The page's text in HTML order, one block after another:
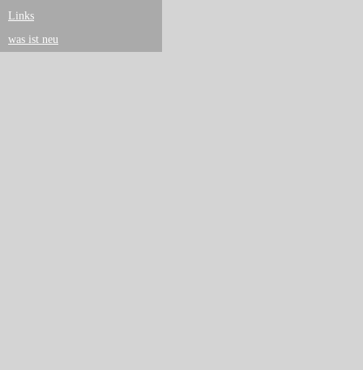
Links
was ist neu